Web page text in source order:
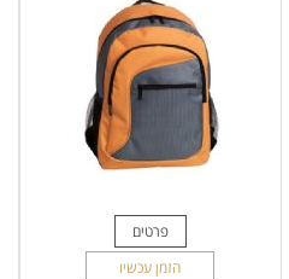
פרטים
הזמן עכשיו